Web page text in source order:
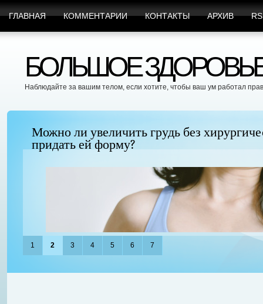
ГЛАВНАЯ КОММЕНТАРИИ КОНТАКТЫ АРХИВ
БОЛЬШОЕ
Наблюдайте за вашим телом, если хотите, чтобы ваш ум работал
Можно ли увеличить грудь без
придать ей форму?
1 2 3 4 5 6 7